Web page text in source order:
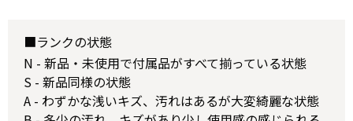
■ランクの状態
N - 新品・未使用で付属品がすべて揃っている状態
S - 新品同様の状態
A - わずかな浅いキズ、汚れはあるが大変綺麗な状態